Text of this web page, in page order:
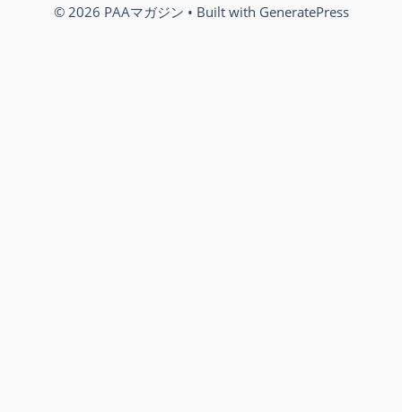
© 2026 PAAマガジン • Built with GeneratePress